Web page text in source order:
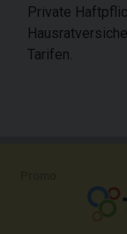
Private
Tarifen.